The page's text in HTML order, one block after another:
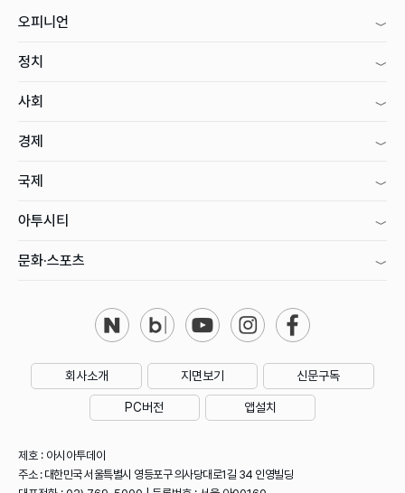
오피니언
정치
사회
경제
국제
아투시티
문화·스포츠
회사소개 지면보기 신문구독
PC버전 앱설치
제호 : 아시아투데이
주소 : 대한민국 서울특별시 영등포구 의사당대로1길 34 인영빌딩